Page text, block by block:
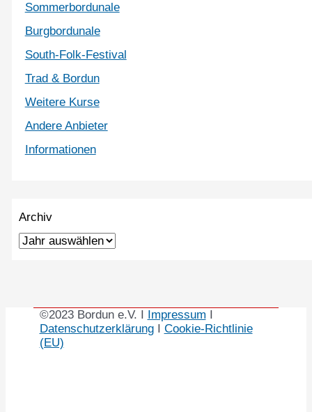
Sommerbordunale
Burgbordunale
South-Folk-Festival
Trad & Bordun
Weitere Kurse
Andere Anbieter
Informationen
Archiv
©2023 Bordun e.V. I Impressum I
DatenschutzerklärungI Cookie-Richtlinie
(EU)